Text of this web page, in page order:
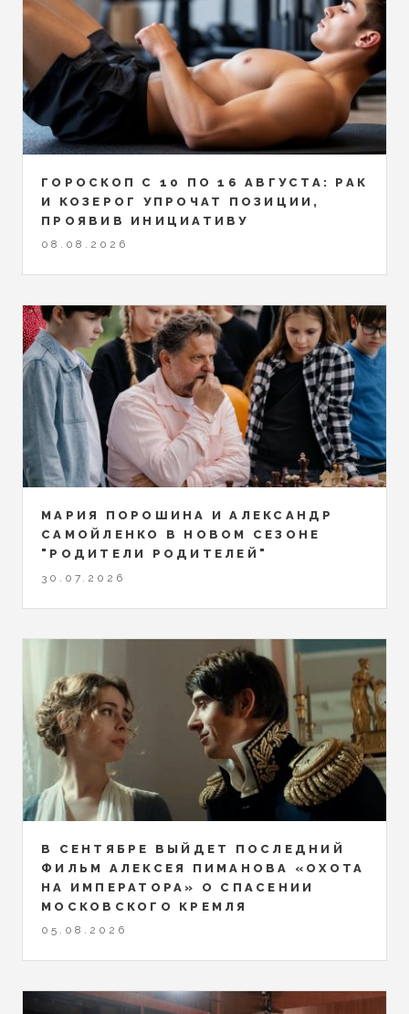
ГОРОСКОП С 10 ПО 16 АВГУСТА: РАК
И КОЗЕРОГ УПРОЧАТ ПОЗИЦИИ,
ПРОЯВИВ ИНИЦИАТИВУ
08.08.2026
МАРИЯ ПОРОШИНА И АЛЕКСАНДР
САМОЙЛЕНКО В НОВОМ СЕЗОНЕ
"РОДИТЕЛИ РОДИТЕЛЕЙ"
30.07.2026
В СЕНТЯБРЕ ВЫЙДЕТ ПОСЛЕДНИЙ
ФИЛЬМ АЛЕКСЕЯ ПИМАНОВА «ОХОТА
НА ИМПЕРАТОРА» О СПАСЕНИИ
МОСКОВСКОГО КРЕМЛЯ
05.08.2026